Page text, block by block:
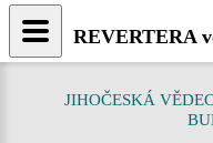
JIHOČESKÁ
REVERTERA